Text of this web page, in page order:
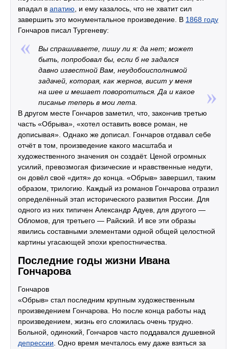
впадал в апатию , и ему казалось, что не хватит сил
завершить это монументальное произведение. В 1868 году
Гончаров писал Тургеневу:
Вы спрашиваете, пишу ли я: да нет; может
быть, попробовал бы, если б не задался
давно известной Вам, неудобоисполнимой
задачей, которая, как жернов, висит у меня
на шее и мешает поворотиться. Да и какое
писанье теперь в мои лета.
В другом месте Гончаров заметил, что, закончив третью
часть «Обрыва», «хотел оставить вовсе роман, не
дописывая». Однако же дописал. Гончаров отдавал себе
отчёт в том, произведение какого масштаба и
художественного значения он создаёт. Ценой огромных
усилий, превозмогая физические и нравственные недуги,
он довёл своё «дитя» до конца. «Обрыв» завершил, таким
образом, трилогию. Каждый из романов Гончарова отразил
определённый этап исторического развития России. Для
одного из них типичен Александр Адуев, для другого —
Обломов, для третьего — Райский. И все эти образы
явились составными элементами одной общей целостной
картины угасающей эпохи крепостничества.
Последние годы жизни Ивана
Гончарова
Гончаров
«Обрыв» стал последним крупным художественным
произведением Гончарова. Но после конца работы над
произведением, жизнь его сложилась очень трудно.
Больной, одинокий, Гончаров часто поддавался душевной
депрессии . Одно время мечталось ему даже взяться за